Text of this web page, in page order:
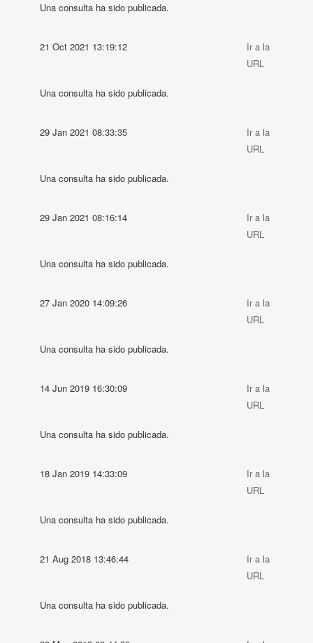
Una consulta ha sido publicada.
21 Oct 2021 13:19:12
Ir a la
URL
Una consulta ha sido publicada.
29 Jan 2021 08:33:35
Ir a la
URL
Una consulta ha sido publicada.
29 Jan 2021 08:16:14
Ir a la
URL
Una consulta ha sido publicada.
27 Jan 2020 14:09:26
Ir a la
URL
Una consulta ha sido publicada.
14 Jun 2019 16:30:09
Ir a la
URL
Una consulta ha sido publicada.
18 Jan 2019 14:33:09
Ir a la
URL
Una consulta ha sido publicada.
21 Aug 2018 13:46:44
Ir a la
URL
Una consulta ha sido publicada.